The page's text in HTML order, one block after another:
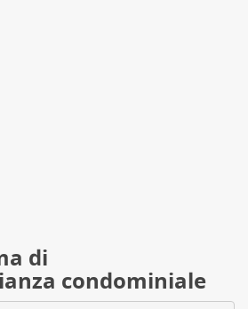
di
condominiale